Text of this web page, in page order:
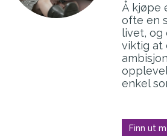
Å kjøpe
ofte en
livet, og
viktig at
enkel
Finn ut